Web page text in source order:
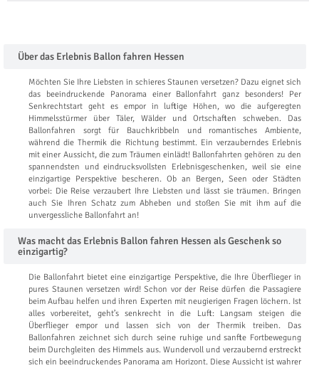
Über das Erlebnis Ballon fahren Hessen
Möchten Sie Ihre Liebsten in schieres Staunen versetzen? Dazu eignet sich
das beeindruckende Panorama einer Ballonfahrt ganz besonders! Per
Senkrechtstart geht es empor in luftige Höhen, wo die aufgeregten
Himmelsstürmer über Täler, Wälder und Ortschaften schweben. Das
Ballonfahren sorgt für Bauchkribbeln und romantisches Ambiente,
während die Thermik die Richtung bestimmt. Ein verzauberndes Erlebnis
mit einer Aussicht, die zum Träumen einlädt! Ballonfahrten gehören zu den
spannendsten und eindrucksvollsten Erlebnisgeschenken, weil sie eine
einzigartige Perspektive bescheren. Ob an Bergen, Seen oder Städten
vorbei: Die Reise verzaubert Ihre Liebsten und lässt sie träumen. Bringen
auch Sie Ihren Schatz zum Abheben und stoßen Sie mit ihm auf die
unvergessliche Ballonfahrt an!
Was macht das Erlebnis Ballon fahren Hessen als Geschenk so
einzigartig?
Die Ballonfahrt bietet eine einzigartige Perspektive, die Ihre Überflieger in
pures Staunen versetzen wird! Schon vor der Reise dürfen die Passagiere
beim Aufbau helfen und ihren Experten mit neugierigen Fragen löchern. Ist
alles vorbereitet, geht’s senkrecht in die Luft: Langsam steigen die
Überflieger empor und lassen sich von der Thermik treiben. Das
Ballonfahren zeichnet sich durch seine ruhige und sanfte Fortbewegung
beim Durchgleiten des Himmels aus. Wundervoll und verzaubernd erstreckt
sich ein beeindruckendes Panorama am Horizont. Diese Aussicht ist wahrer